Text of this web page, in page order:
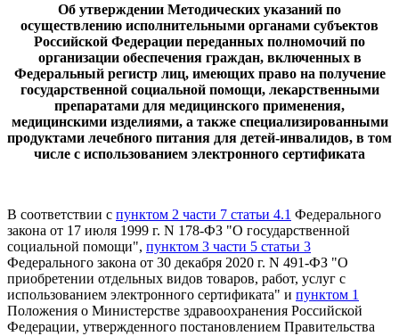
Об утверждении Методических указаний по
осуществлению исполнительными органами субъектов
Российской Федерации переданных полномочий по
организации обеспечения граждан, включенных в
Федеральный регистр лиц, имеющих право на получение
государственной социальной помощи, лекарственными
препаратами для медицинского применения,
медицинскими изделиями, а также специализированными
продуктами лечебного питания для детей-инвалидов, в том
числе с использованием электронного сертификата
В соответствии с пунктом 2 части 7 статьи 4.1 Федерального
закона от 17 июля 1999 г. N 178-ФЗ "О государственной
социальной помощи", пунктом 3 части 5 статьи 3
Федерального закона от 30 декабря 2020 г. N 491-ФЗ "О
приобретении отдельных видов товаров, работ, услуг с
использованием электронного сертификата" и пунктом 1
Положения о Министерстве здравоохранения Российской
Федерации, утвержденного постановлением Правительства